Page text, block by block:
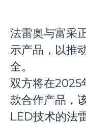
法雷奥与富采
示产品，以推
全。
双方将在2025
款合作产品，
LED技术的法